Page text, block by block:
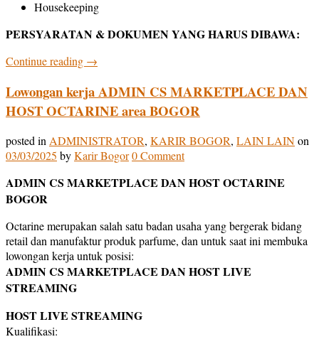
Housekeeping
PERSYARATAN & DOKUMEN YANG HARUS DIBAWA:
Continue reading →
Lowongan kerja ADMIN CS MARKETPLACE DAN
HOST OCTARINE area BOGOR
posted inADMINISTRATOR, KARIR BOGOR, LAIN LAINon
03/03/2025 byKarir Bogor0 Comment
ADMIN CS MARKETPLACE DAN HOST OCTARINE
BOGOR
Octarine merupakan salah satu badan usaha yang bergerak bidang
retail dan manufaktur produk parfume, dan untuk saat ini membuka
lowongan kerja untuk posisi:
ADMIN CS MARKETPLACE DAN HOST LIVE
STREAMING
HOST LIVE STREAMING
Kualifikasi: